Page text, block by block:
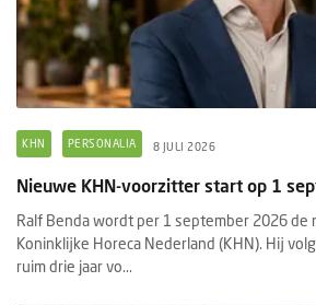
KHN PERSONALIA 8 JULI 2026
Nieuwe KHN-voorzitter start op 1
Ralf Benda wordt per 1 september 2026 de
Koninklijke Horeca Nederland (KHN). Hij
ruim drie jaar vo...